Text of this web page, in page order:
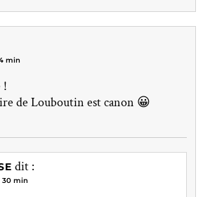
min
!
de Louboutin est canon 😀
dit :
30 min